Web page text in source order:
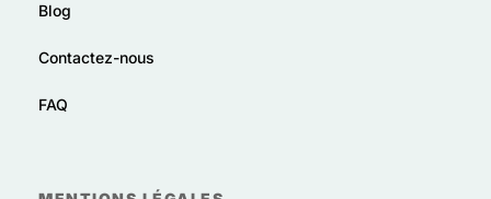
Blog
Contactez-nous
FAQ